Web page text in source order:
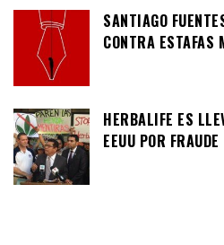
SANTIAGO
CONTRA ESTAFAS
HERBALIFE ES
EEUU POR FRAUDE